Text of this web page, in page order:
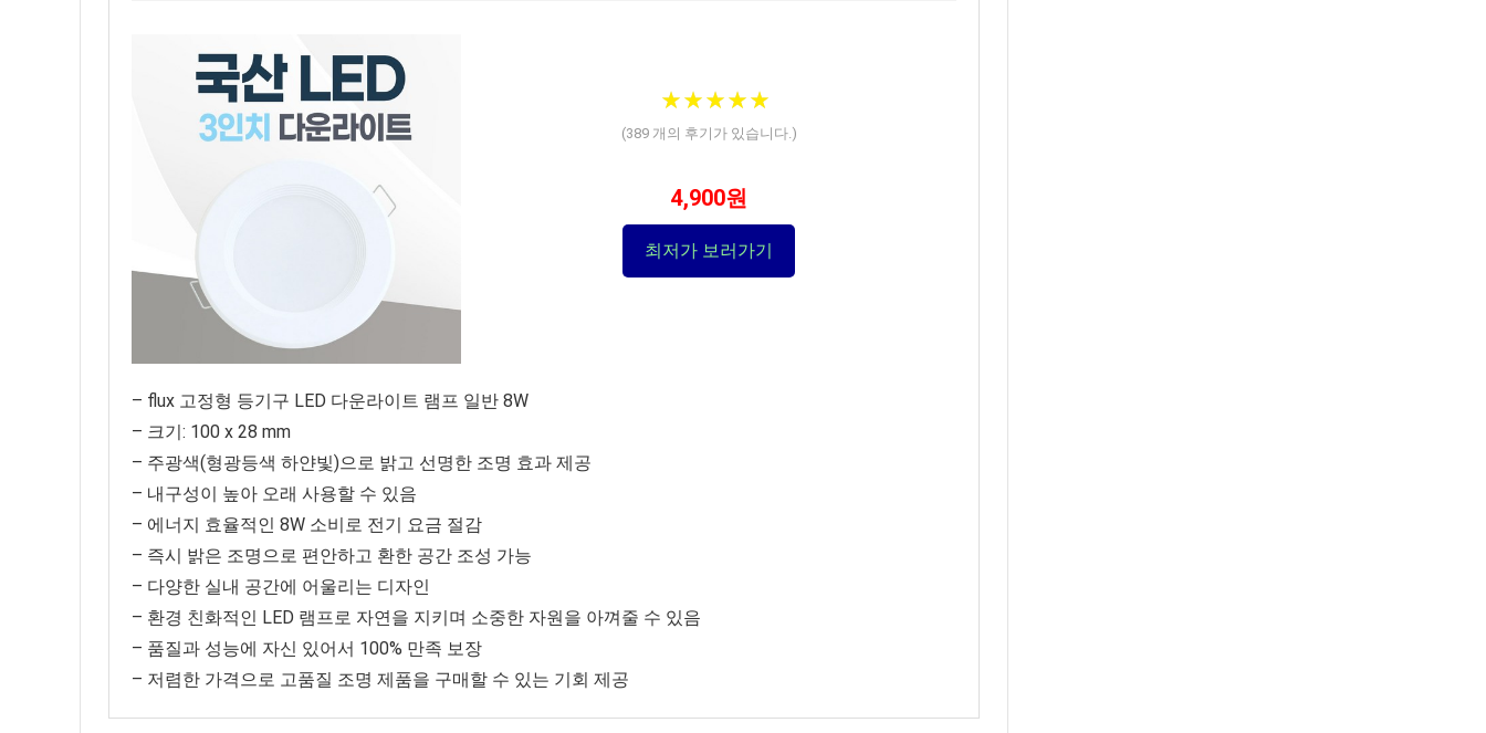
★★★★★
★★★★★
(389개의 후기가 있습니다.)
4,900원
최저가 보러가기
– flux 고정형 등기구 LED 다운라이트 램프 일반 8W
– 크기: 100 x 28 mm
– 주광색(형광등색 하얀빛)으로 밝고 선명한 조명 효과 제공
– 내구성이 높아 오래 사용할 수 있음
– 에너지 효율적인 8W 소비로 전기 요금 절감
– 즉시 밝은 조명으로 편안하고 환한 공간 조성 가능
– 다양한 실내 공간에 어울리는 디자인
– 환경 친화적인 LED 램프로 자연을 지키며 소중한 자원을 아껴줄 수 있음
– 품질과 성능에 자신 있어서 100% 만족 보장
– 저렴한 가격으로 고품질 조명 제품을 구매할 수 있는 기회 제공